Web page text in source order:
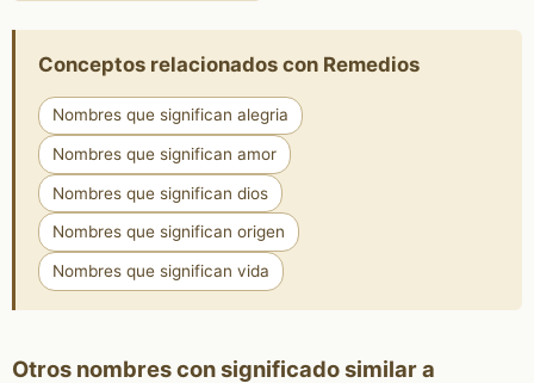
Conceptos relacionados con Remedios
Nombres que significan alegria
Nombres que significan amor
Nombres que significan dios
Nombres que significan origen
Nombres que significan vida
Otros nombres con significado similar a